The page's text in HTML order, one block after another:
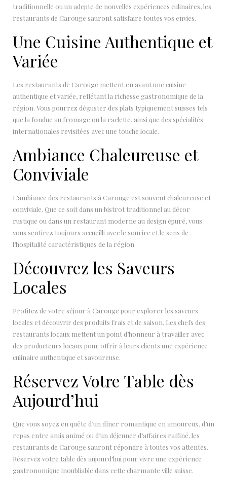
traditionnelle ou un adepte de nouvelles expériences culinaires, les
restaurants de Carouge sauront satisfaire toutes vos envies.
Une Cuisine Authentique et
Variée
Les restaurants de Carouge mettent en avant une cuisine
authentique et variée, reflétant la richesse gastronomique de la
région. Vous pourrez déguster des plats typiquement suisses tels
que la fondue au fromage ou la raclette, ainsi que des spécialités
internationales revisitées avec une touche locale.
Ambiance Chaleureuse et
Conviviale
L’ambiance des restaurants à Carouge est souvent chaleureuse et
conviviale. Que ce soit dans un bistrot traditionnel au décor
rustique ou dans un restaurant moderne au design épuré, vous
vous sentirez toujours accueilli avec le sourire et le sens de
l’hospitalité caractéristiques de la région.
Découvrez les Saveurs
Locales
Profitez de votre séjour à Carouge pour explorer les saveurs
locales et découvrir des produits frais et de saison. Les chefs des
restaurants locaux mettent un point d’honneur à travailler avec
des producteurs locaux pour offrir à leurs clients une expérience
culinaire authentique et savoureuse.
Réservez Votre Table dès
Aujourd’hui
Que vous soyez en quête d’un dîner romantique en amoureux, d’un
repas entre amis animé ou d’un déjeuner d’affaires raffiné, les
restaurants de Carouge sauront répondre à toutes vos attentes.
Réservez votre table dès aujourd’hui pour vivre une expérience
gastronomique inoubliable dans cette charmante ville suisse.